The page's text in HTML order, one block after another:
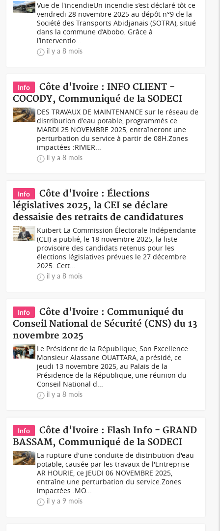
Vue de l'incendieUn incendie s’est déclaré tôt ce
vendredi 28 novembre 2025 au dépôt n°9 de la
Société des Transports Abidjanais (SOTRA), situé
dans la commune d’Abobo. Grâce à
l’interventio...
il y a 8 mois
Info
Côte d'Ivoire : INFO CLIENT -
COCODY, Communiqué de la SODECI
DES TRAVAUX DE MAINTENANCE sur le réseau de
distribution d'eau potable, programmés ce
MARDI 25 NOVEMBRE 2025, entraîneront une
perturbation du service à partir de 08H.Zones
impactées :RIVIER...
il y a 8 mois
Info
Côte d'Ivoire : Élections
législatives 2025, la CEI se déclare
dessaisie des retraits de candidatures
Kuibert La Commission Électorale Indépendante
(CEI) a publié, le 18 novembre 2025, la liste
provisoire des candidats retenus pour les
élections législatives prévues le 27 décembre
2025. Cett...
il y a 8 mois
Info
Côte d'Ivoire : Communiqué du
Conseil National de Sécurité (CNS) du 13
novembre 2025
Le Président de la République, Son Excellence
Monsieur Alassane OUATTARA, a présidé, ce
jeudi 13 novembre 2025, au Palais de la
Présidence de la République, une réunion du
Conseil National d...
il y a 8 mois
Info
Côte d'Ivoire : Flash Info - GRAND
BASSAM, Communiqué de la SODECI
La rupture d'une conduite de distribution d'eau
potable, causée par les travaux de l'Entreprise
AR HOURIE, ce JEUDI 06 NOVEMBRE 2025,
entraîne une perturbation du service.Zones
impactées :MO...
il y a 9 mois